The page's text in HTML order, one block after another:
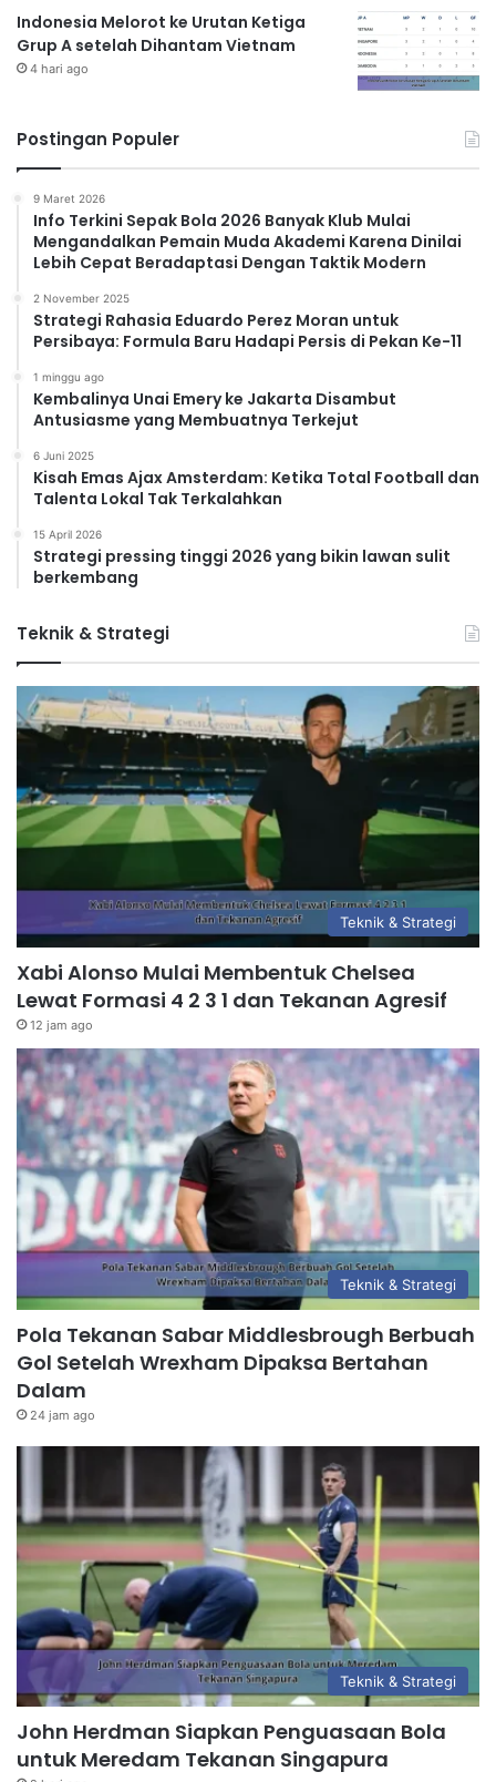
Indonesia Melorot ke Urutan Ketiga
Grup A setelah Dihantam Vietnam
4 hari ago
Postingan Populer
9 Maret 2026
Info Terkini Sepak Bola 2026 Banyak Klub Mulai
Mengandalkan Pemain Muda Akademi Karena Dinilai
Lebih Cepat Beradaptasi Dengan Taktik Modern
2 November 2025
Strategi Rahasia Eduardo Perez Moran untuk
Persibaya: Formula Baru Hadapi Persis di Pekan Ke-11
1 minggu ago
Kembalinya Unai Emery ke Jakarta Disambut
Antusiasme yang Membuatnya Terkejut
6 Juni 2025
Kisah Emas Ajax Amsterdam: Ketika Total Football dan
Talenta Lokal Tak Terkalahkan
15 April 2026
Strategi pressing tinggi 2026 yang bikin lawan sulit
berkembang
Teknik & Strategi
Teknik & Strategi
Xabi Alonso Mulai Membentuk Chelsea
Lewat Formasi 4 2 3 1 dan Tekanan Agresif
12 jam ago
Teknik & Strategi
Pola Tekanan Sabar Middlesbrough Berbuah
Gol Setelah Wrexham Dipaksa Bertahan
Dalam
24 jam ago
Teknik & Strategi
John Herdman Siapkan Penguasaan Bola
untuk Meredam Tekanan Singapura